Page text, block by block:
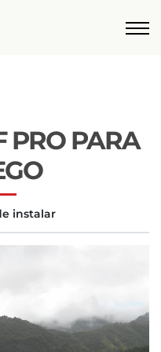
PRO PARA
instalar